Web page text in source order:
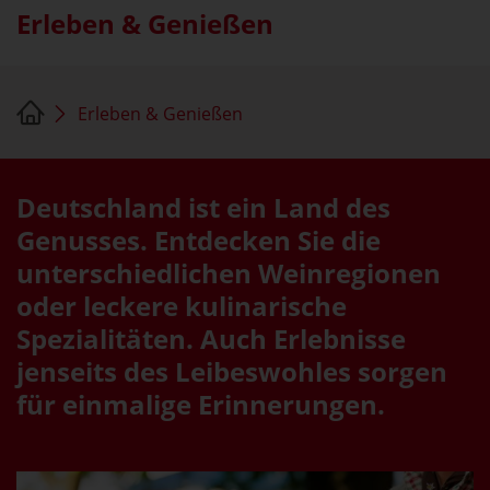
Erleben & Genießen
Erleben & Genießen
Deutschland ist ein Land des
Genusses. Entdecken Sie die
unterschiedlichen Weinregionen
oder leckere kulinarische
Spezialitäten. Auch Erlebnisse
jenseits des Leibeswohles sorgen
für einmalige Erinnerungen.